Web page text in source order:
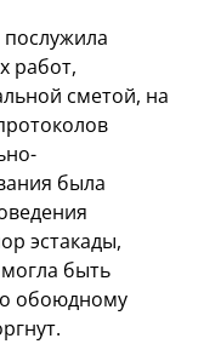
работ,
сметой, на
была
эстакады,
быть
обоюдному